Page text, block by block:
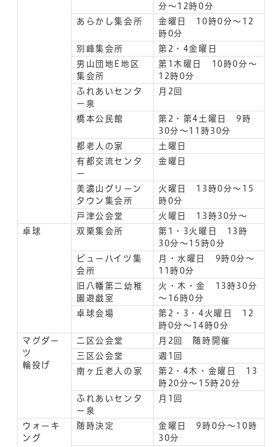
分～12時0分
あらかし集会所
金曜日 10時0分～12
時0分
別峰集会所
第2・4金曜日
男山団地E地区
集会所
第1木曜日 10時0分～
12時0分
ふれあいセンタ
ー泉
月2回
橋本公民館
第2・第4土曜日 9時
30分～11時30分
都老人の家
土曜日
有都交流センタ
ー
金曜日
美濃山グリーン
タウン集会所
火曜日 13時0分～15
時0分
戸津公会堂
火曜日 13時30分～
卓球
双栗集会所
第1・3火曜日 13時
30分～15時0分
ビューハイツ集
会所
月・水曜日 9時0分～
11時0分
旧八幡第二幼稚
園遊戯室
火・木・金 13時30分
～16時0分
卓球会場
第2・3・4火曜日 12
時0分～14時0分
マグダー
ツ
輪投げ
二区公会堂
月2回 随時開催
三区公会堂
週1回
南ヶ丘老人の家
第2・4木・金曜日 13
時20分～15時20分
ふれあいセンタ
ー泉
月1回
ウォーキ
ング
随時決定
金曜日 9時0分～10時
30分